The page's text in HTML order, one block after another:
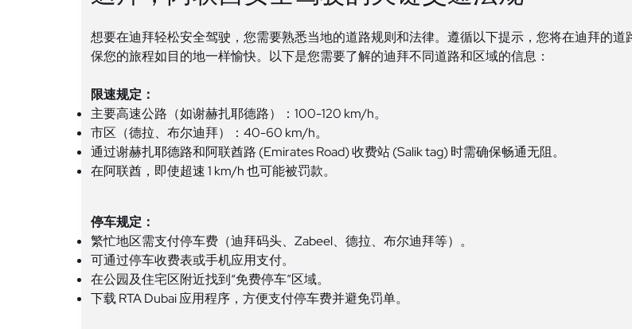
想要在迪拜轻松安全驾驶，您需要熟悉当地的道路规则和法律。遵循以下提示，您将在迪拜的
保您的旅程如目的地一样愉快。以下是您需要了解的迪拜不同道路和区域的信息：
限速规定：
主要高速公路（如谢赫扎耶德路）：100-120 km/h。
市区（德拉、布尔迪拜）：40-60 km/h。
通过谢赫扎耶德路和阿联酋路 (Emirates Road) 收费站 (Salik tag) 时需确保畅通无阻。
在阿联酋，即使超速 1 km/h 也可能被罚款。
停车规定：
繁忙地区需支付停车费（迪拜码头、Zabeel、德拉、布尔迪拜等）。
可通过停车收费表或手机应用支付。
在公园及住宅区附近找到“免费停车”区域。
下载 RTA Dubai 应用程序，方便支付停车费并避免罚单。